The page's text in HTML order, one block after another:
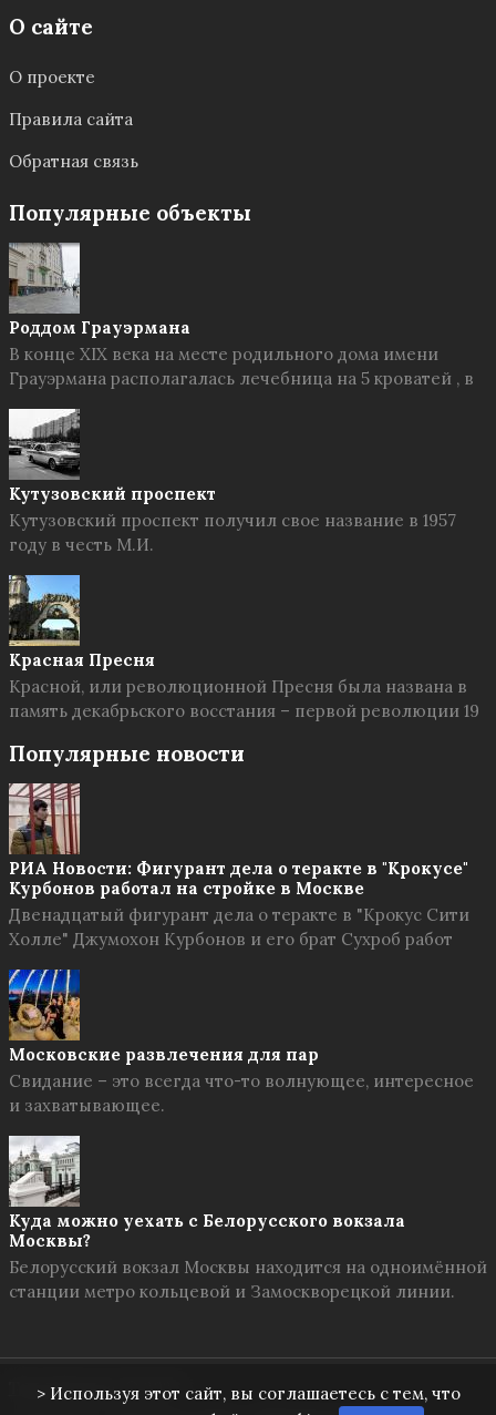
О сайте
О проекте
Правила сайта
Обратная связь
Популярные объекты
Роддом Грауэрмана
В конце XIX века на месте родильного дома имени
Грауэрмана располагалась лечебница на 5 кроватей , в
Кутузовский проспект
Кутузовский проспект получил свое название в 1957
году в честь М.И.
Красная Пресня
Красной, или революционной Пресня была названа в
память декабрьского восстания – первой революции 19
Популярные новости
РИА Новости: Фигурант дела о теракте в "Крокусе"
Курбонов работал на стройке в Москве
Двенадцатый фигурант дела о теракте в "Крокус Сити
Холле" Джумохон Курбонов и его брат Сухроб работ
Московские развлечения для пар
Свидание – это всегда что-то волнующее, интересное
и захватывающее.
Куда можно уехать с Белорусского вокзала
Москвы?
Белорусский вокзал Москвы находится на одноимённой
станции метро кольцевой и Замоскворецкой линии.
Твоя Москва © 2026
> Используя этот сайт, вы соглашаетесь с тем, что